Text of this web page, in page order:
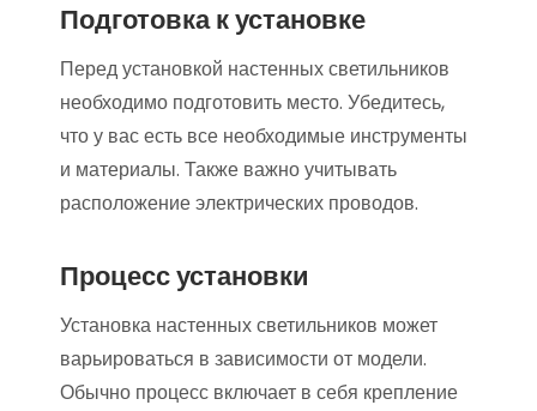
Подготовка к установке
Перед установкой настенных светильников
необходимо подготовить место. Убедитесь,
что у вас есть все необходимые инструменты
и материалы. Также важно учитывать
расположение электрических проводов.
Процесс установки
Установка настенных светильников может
варьироваться в зависимости от модели.
Обычно процесс включает в себя крепление